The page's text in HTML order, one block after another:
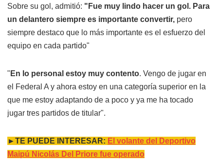
Sobre su gol, admitió: "Fue muy lindo hacer un gol. Para
un delantero siempre es importante convertir, pero
siempre destaco que lo más importante es el esfuerzo del
equipo en cada partido"
" En lo personal estoy muy contento. Vengo de jugar en
el Federal A y ahora estoy en una categoría superior en la
que me estoy adaptando de a poco y ya me ha tocado
jugar tres partidos de titular".
►TE PUEDE INTERESAR: El volante del Deportivo
Maipú Nicolás Del Priore fue operado